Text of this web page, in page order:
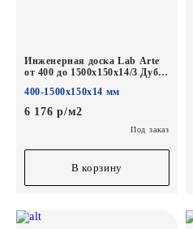
Инженерная доска Lab Arte
от 400 до 1500х150х14/3 Дуб
400-1500х150х14 мм
6 176 р/м2
Под заказ
В корзину